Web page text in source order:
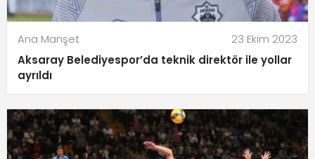
Ana Manşet
23 Ekim 2023
Aksaray Belediyespor’da teknik direktör ile yollar
ayrıldı